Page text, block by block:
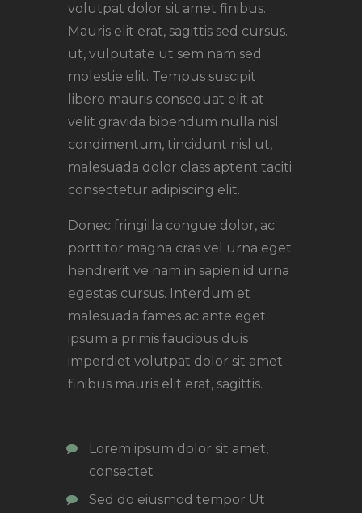
volutpat dolor sit amet finibus.
Mauris elit erat, sagittis sed cursus.
ut, vulputate ut sem nam sed
molestie elit. Tempus suscipit
libero mauris consequat elit at
velit gravida bibendum nulla nisl
condimentum, tincidunt nisl ut,
malesuada dolor class aptent taciti
consectetur adipiscing elit.
Donec fringilla congue dolor, ac
porttitor magna cras vel urna eget
hendrerit ve nam in sapien id urna
egestas cursus. Interdum et
malesuada fames ac ante eget
ipsum a primis faucibus duis
imperdiet volutpat dolor sit amet
finibus mauris elit erat, sagittis.
Lorem ipsum dolor sit amet,
consectet
Sed do eiusmod tempor Ut